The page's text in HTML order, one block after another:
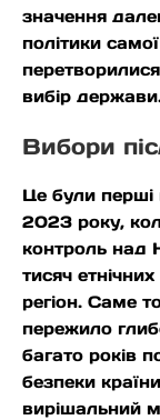
значення
політики
вибір
Вибори
Це були перші
2023 року,
контроль над
тисяч
регіон. Саме
пережило
багато років
безпеки
вирішальний